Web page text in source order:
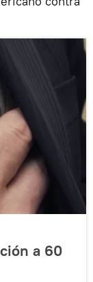
a 60